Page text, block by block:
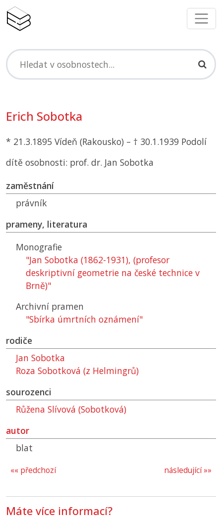
Erich Sobotka
* 21.3.1895 Vídeň (Rakousko) – † 30.1.1939 Podolí
dítě osobnosti: prof. dr. Jan Sobotka
zaměstnání
právník
prameny, literatura
Monografie
"Jan Sobotka (1862-1931), (profesor
deskriptivní geometrie na české technice v
Brně)"
Archivní pramen
"Sbírka úmrtních oznámení"
rodiče
Jan Sobotka
Roza Sobotková (z Helmingrů)
sourozenci
Růžena Slívová (Sobotková)
autor
blat
následující »»
«« předchozí
Máte více informací?